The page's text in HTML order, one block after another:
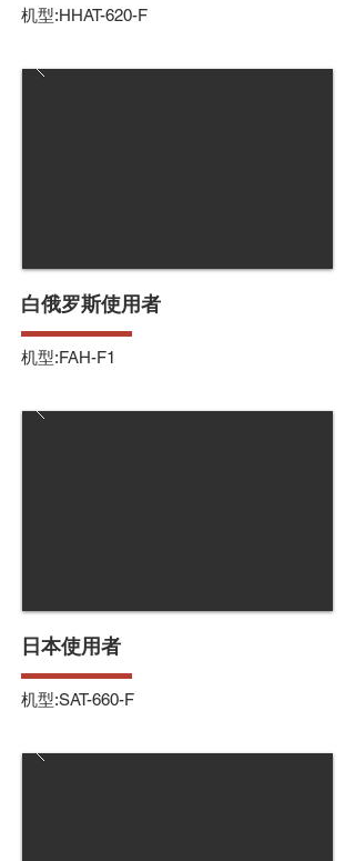
机型:HHAT-620-F
白俄罗斯使用者
机型:FAH-F1
日本使用者
机型:SAT-660-F